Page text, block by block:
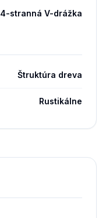
4-stranná V-drážka
Štruktúra dreva
Rustikálne